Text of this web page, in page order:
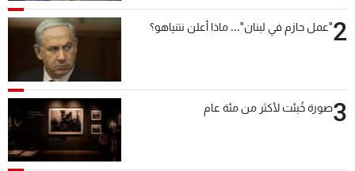
2"عمل حازم في لبنان"... ماذا أعلن نتنياهو؟
3صورة خُبئت لأكثر من مئة عام